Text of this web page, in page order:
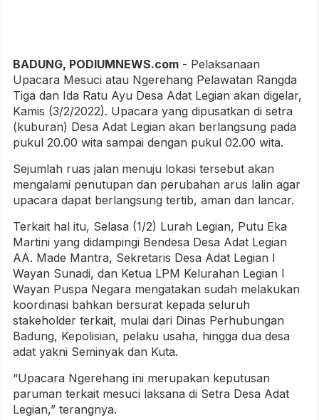
BADUNG, PODIUMNEWS.com - Pelaksanaan
Upacara Mesuci atau Ngerehang Pelawatan Rangda
Tiga dan Ida Ratu Ayu Desa Adat Legian akan digelar,
Kamis (3/2/2022). Upacara yang dipusatkan di setra
(kuburan) Desa Adat Legian akan berlangsung pada
pukul 20.00 wita sampai dengan pukul 02.00 wita.
Sejumlah ruas jalan menuju lokasi tersebut akan
mengalami penutupan dan perubahan arus lalin agar
upacara dapat berlangsung tertib, aman dan lancar.
Terkait hal itu, Selasa (1/2) Lurah Legian, Putu Eka
Martini yang didampingi Bendesa Desa Adat Legian
AA. Made Mantra, Sekretaris Desa Adat Legian I
Wayan Sunadi, dan Ketua LPM Kelurahan Legian I
Wayan Puspa Negara mengatakan sudah melakukan
koordinasi bahkan bersurat kepada seluruh
stakeholder terkait, mulai dari Dinas Perhubungan
Badung, Kepolisian, pelaku usaha, hingga dua desa
adat yakni Seminyak dan Kuta.
“Upacara Ngerehang ini merupakan keputusan
paruman terkait mesuci laksana di Setra Desa Adat
Legian,” terangnya.